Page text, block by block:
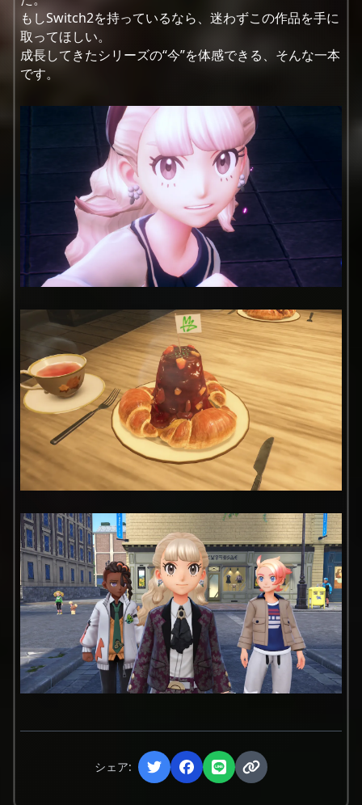
もしSwitch2を持っているなら、迷わずこの作品を手に
取ってほしい。
成長してきたシリーズの“今”を体感できる、そんな一本
です。
シェア: